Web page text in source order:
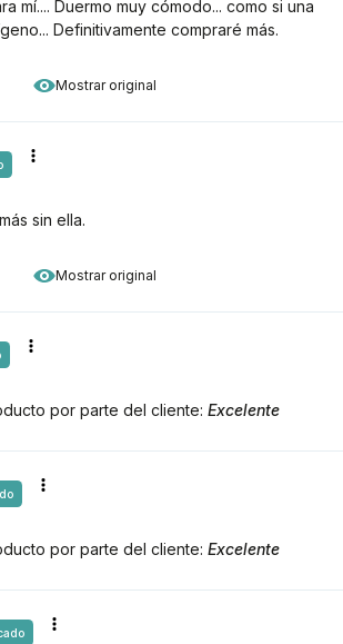
Mostrar original
mí.... Duermo muy cómodo... como si una
Definitivamente compraré más.
Mostrar original
sin ella.
por parte del cliente: Excelente
por parte del cliente: Excelente